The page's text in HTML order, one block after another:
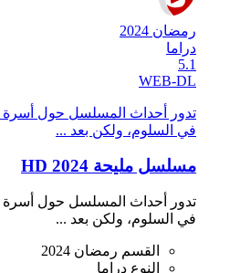
رمضان 2024
دراما
5.1
WEB-DL
تدور أحداث المسلسل حول
في السلوم، ولكن بعد ...
مسلسل مليحة 2024 HD
تدور أحداث المسلسل حول
في السلوم، ولكن بعد ...
القسم رمضان 2024
النوع دراما